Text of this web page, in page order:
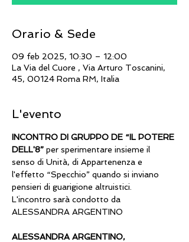
Orario & Sede
09 feb 2025, 10:30 – 12:00
La Via del Cuore , Via Arturo Toscanini,
45, 00124 Roma RM, Italia
L'evento
INCONTRO DI GRUPPO DE “IL POTERE
DELL'8” per sperimentare insieme il
senso di Unità, di Appartenenza e
l'effetto “Specchio” quando si inviano
pensieri di guarigione altruistici.
L'incontro sarà condotto da
ALESSANDRA ARGENTINO
ALESSANDRA ARGENTINO,